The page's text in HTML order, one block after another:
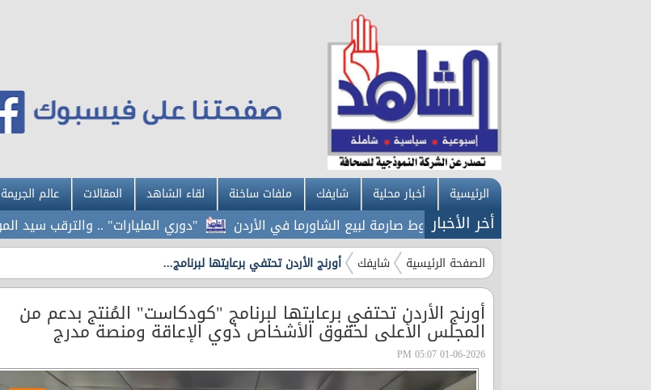
الرئيسية أخبار محلية شايفك ملفات ساخنة لقاء الشاهد المقالات عالم الجريمة
أخر الأخبار
عاجل: شروط صارمة لبيع الشاورما في الأردن "دوري المليارات" .. والترقب سيد الموقف!!
الصفحة الرئيسية شايفك أورنج الأردن تحتفي برعايتها لبرنامج...
أورنج الأردن تحتفي برعايتها لبرنامج "كودكاست" المُنتج بدعم من
المجلس الأعلى لحقوق الأشخاص ذوي الإعاقة ومنصة مدرج
01-06-2026 05:07 PM